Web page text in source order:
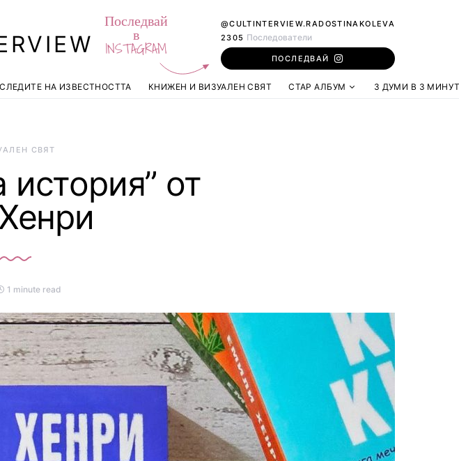
Последвай
в
INSTAGRAM
@CULTINTERVIEW.RADOSTINAKOLEVA
2305 Последователи
ПОСЛЕДВАЙ
НА ИЗВЕСТНОСТТА КНИЖЕН И ВИЗУАЛЕН СВЯТ СТАР АЛБУМ 3 ДУМИ В 3
СВЯТ
от
1 minute read